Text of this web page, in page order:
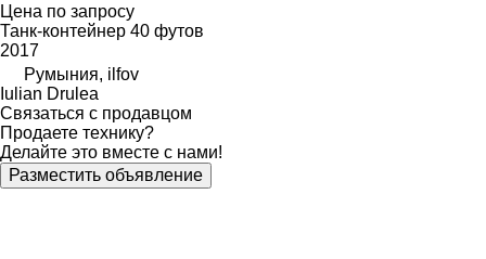
Цена по запросу
Танк-контейнер 40 футов
2017
Румыния, ilfov
Iulian Drulea
Связаться с продавцом
Продаете технику?
Делайте это вместе с нами!
Разместить объявление